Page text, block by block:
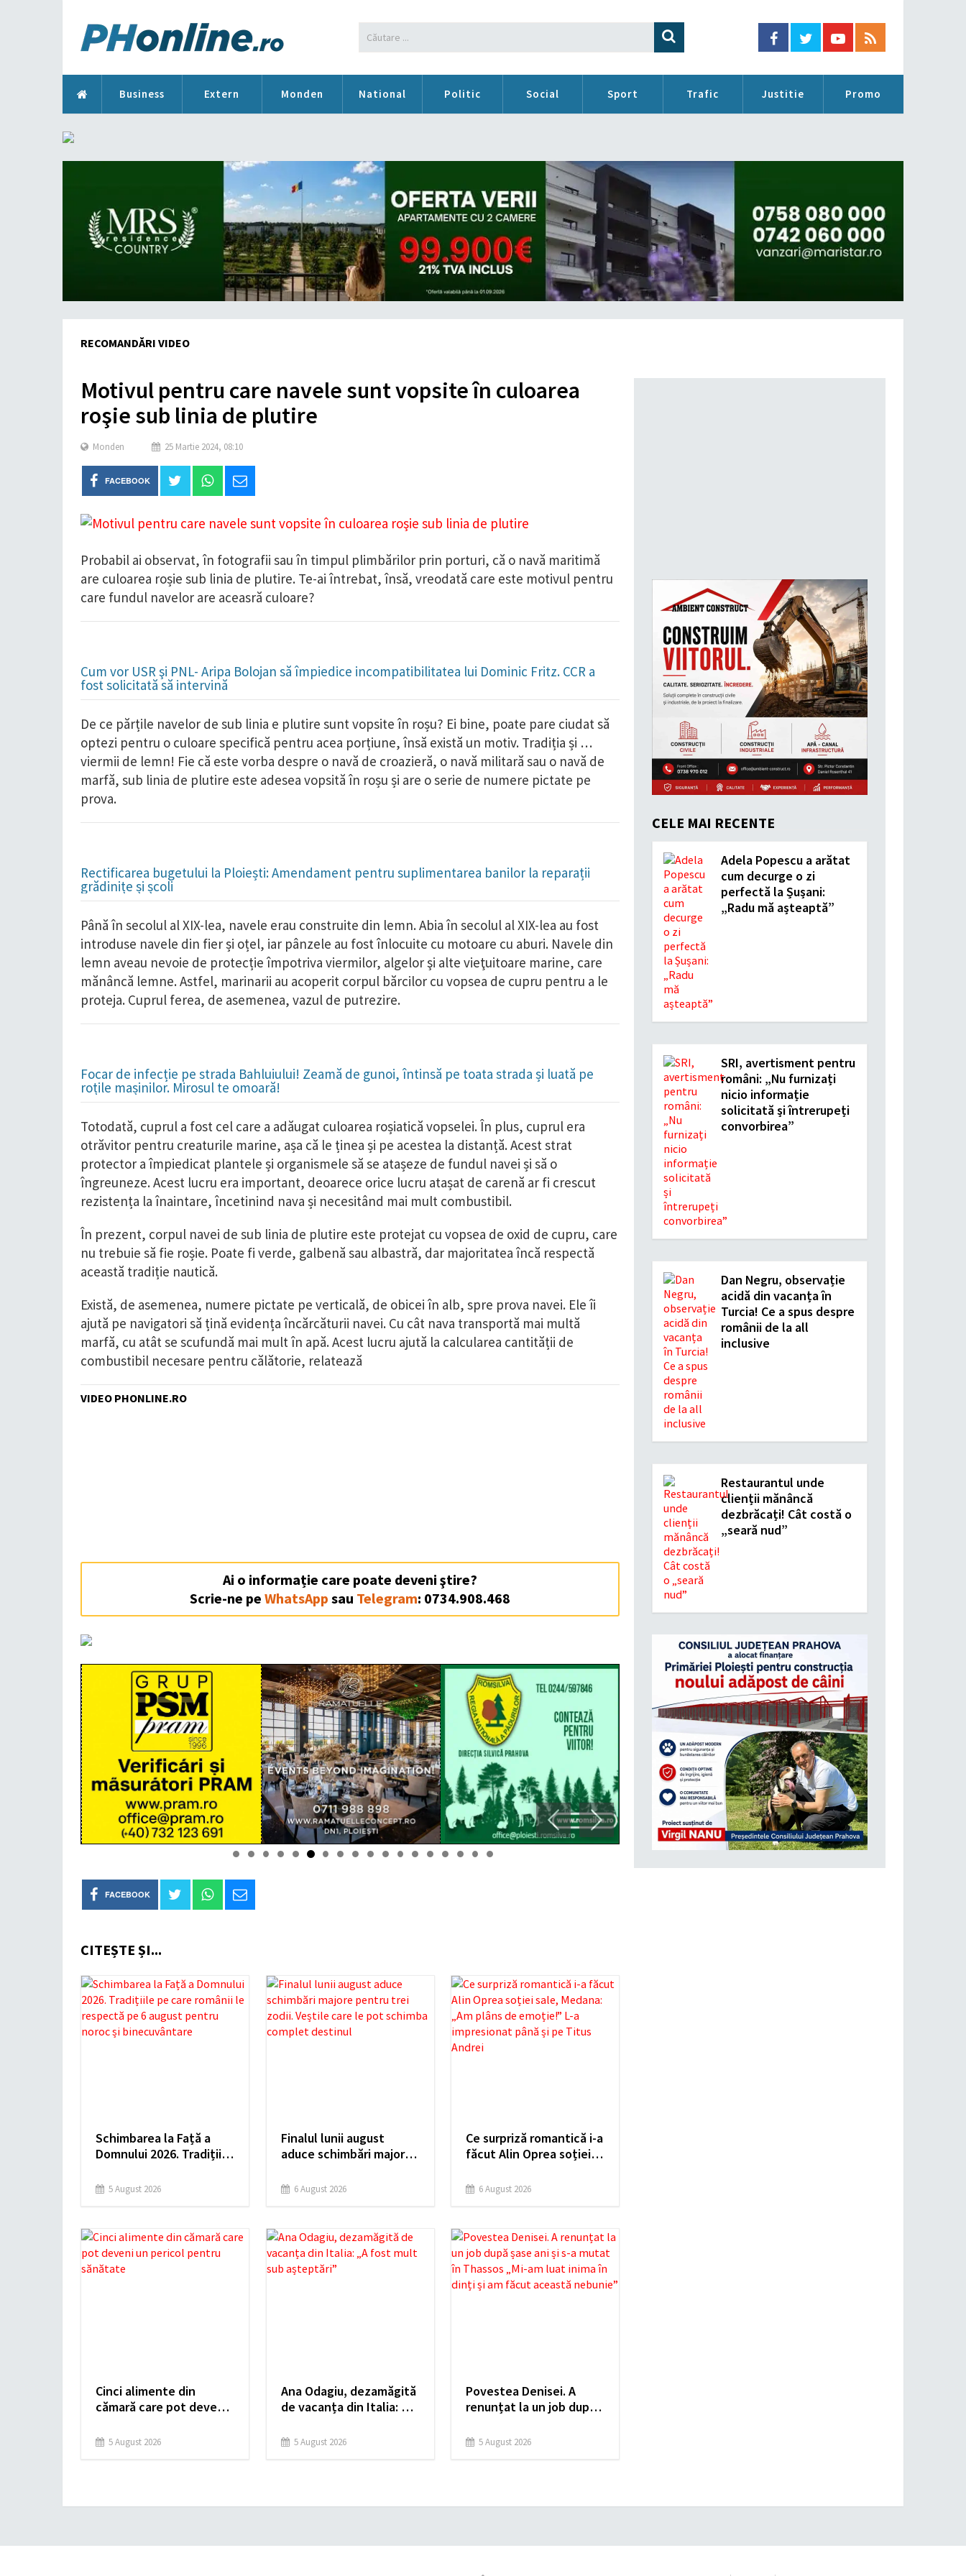
Business Extern Monden National Politic Social Sport Trafic Justitie Promo
RECOMANDĂRI VIDEO
Motivul pentru care navele sunt vopsite în culoarea
roşie sub linia de plutire
Monden 25 Martie 2024, 08:10
FACEBOOK
Probabil ai observat, în fotografii sau în timpul plimbărilor prin porturi, că o navă maritimă
are culoarea roșie sub linia de plutire. Te-ai întrebat, însă, vreodată care este motivul pentru
care fundul navelor are aceasră culoare?
Cum vor USR şi PNL- Aripa Bolojan să împiedice incompatibilitatea lui Dominic Fritz. CCR a
fost solicitată să intervină
De ce părțile navelor de sub linia e plutire sunt vopsite în roșu? Ei bine, poate pare ciudat să
optezi pentru o culoare specifică pentru acea porțiune, însă există un motiv. Tradiția și …
viermii de lemn! Fie că este vorba despre o navă de croazieră, o navă militară sau o navă de
marfă, sub linia de plutire este adesea vopsită în roșu și are o serie de numere pictate pe
prova.
Rectificarea bugetului la Ploiești: Amendament pentru suplimentarea banilor la reparații
grădinițe și școli
Până în secolul al XIX-lea, navele erau construite din lemn. Abia în secolul al XIX-lea au fost
introduse navele din fier și oțel, iar pânzele au fost înlocuite cu motoare cu aburi. Navele din
lemn aveau nevoie de protecție împotriva viermilor, algelor şi alte vieţuitoare marine, care
mănâncă lemne. Astfel, marinarii au acoperit corpul bărcilor cu vopsea de cupru pentru a le
proteja. Cuprul ferea, de asemenea, vazul de putrezire.
Focar de infecție pe strada Bahluiului! Zeamă de gunoi, întinsă pe toata strada și luată pe
roțile mașinilor. Mirosul te omoară!
Totodată, cuprul a fost cel care a adăugat culoarea roșiatică vopselei. În plus, cuprul era
otrăvitor pentru creaturile marine, așa că le ținea și pe acestea la distanță. Acest strat
protector a împiedicat plantele și organismele să se atașeze de fundul navei și să o
îngreuneze. Acest lucru era important, deoarece orice lucru atașat de carenă ar fi crescut
rezistența la înaintare, încetinind nava și necesitând mai mult combustibil.
În prezent, corpul navei de sub linia de plutire este protejat cu vopsea de oxid de cupru, care
nu trebuie să fie roșie. Poate fi verde, galbenă sau albastră, dar majoritatea încă respectă
această tradiție nautică.
Există, de asemenea, numere pictate pe verticală, de obicei în alb, spre prova navei. Ele îi
ajută pe navigatori să țină evidența încărcăturii navei. Cu cât nava transportă mai multă
marfă, cu atât se scufundă mai mult în apă. Acest lucru ajută la calcularea cantității de
combustibil necesare pentru călătorie, relatează
VIDEO PHONLINE.RO
Ai o informație care poate deveni ştire?
Scrie-ne peWhatsApp sau Telegram: 0734.908.468
FACEBOOK
CITEȘTE ȘI...
Schimbarea la Față a
Domnului 2026. Tradițiile
respectă pe 6 august
5 August 2026
Finalul lunii august
aduce schimbări majore
care le pot schimba
6 August 2026
Ce surpriză romantică i-a
făcut Alin Oprea soției
de emoție!” L-a
6 August 2026
Cinci alimente din
cămară care pot deveni
sănătate
5 August 2026
Ana Odagiu, dezamăgită
de vacanța din Italia: „A
5 August 2026
Povestea Denisei. A
renunțat la un job după
Thassos „Mi-am luat
5 August 2026
CELE MAI RECENTE
Adela Popescu a arătat
cum decurge o zi
perfectă la Șușani:
„Radu mă așteaptă”
SRI, avertisment pentru
români: „Nu furnizați
nicio informație
solicitată și întrerupeți
convorbirea”
Dan Negru, observație
acidă din vacanța în
Turcia! Ce a spus despre
românii de la all
inclusive
Restaurantul unde
clienții mănâncă
dezbrăcați! Cât costă o
„seară nud”